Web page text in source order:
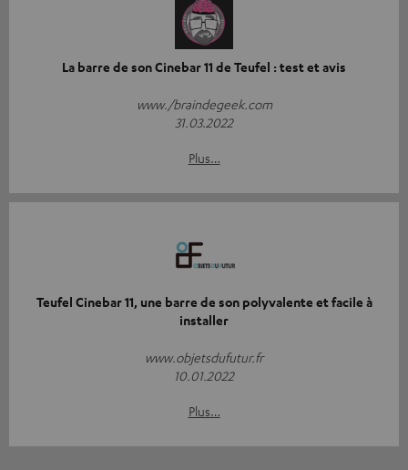
La barre de son Cinebar 11 de Teufel : test et avis
www./braindegeek.com
31.03.2022
Plus…
Teufel Cinebar 11, une barre de son polyvalente et facile à
installer
www.objetsdufutur.fr
10.01.2022
Plus…